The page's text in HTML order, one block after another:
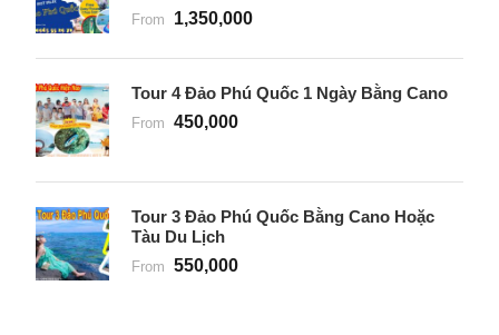
From 1,350,000
Tour 4 Đảo Phú Quốc 1 Ngày Bằng Cano
From 450,000
Tour 3 Đảo Phú Quốc Bằng Cano Hoặc
Tàu Du Lịch
From 550,000